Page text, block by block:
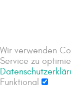
Wir verwenden
Service zu
Funktional